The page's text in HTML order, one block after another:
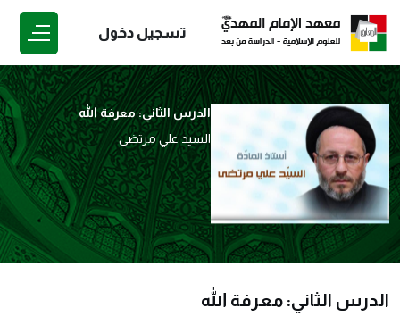
تسجيل دخول
الدرس الثاني: معرفة الله
السيد علي مرتضى
الدرس الثاني: معرفة الله